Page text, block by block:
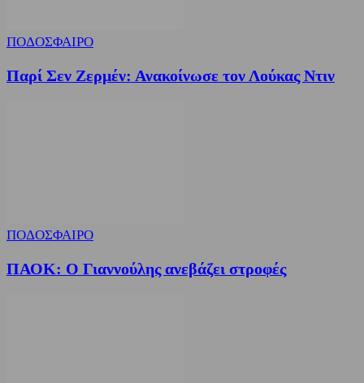
ΠΟΔΟΣΦΑΙΡΟ
Παρί Σεν Ζερμέν: Ανακοίνωσε τον Λούκας Ντιν
ΠΟΔΟΣΦΑΙΡΟ
ΠΑΟΚ: Ο Γιαννούλης ανεβάζει στροφές